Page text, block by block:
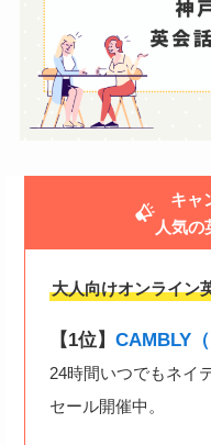
キャ
人気の
大人向けオンライン
【1位】 CAMBLY
24時間いつでもネイ
セール開催中。